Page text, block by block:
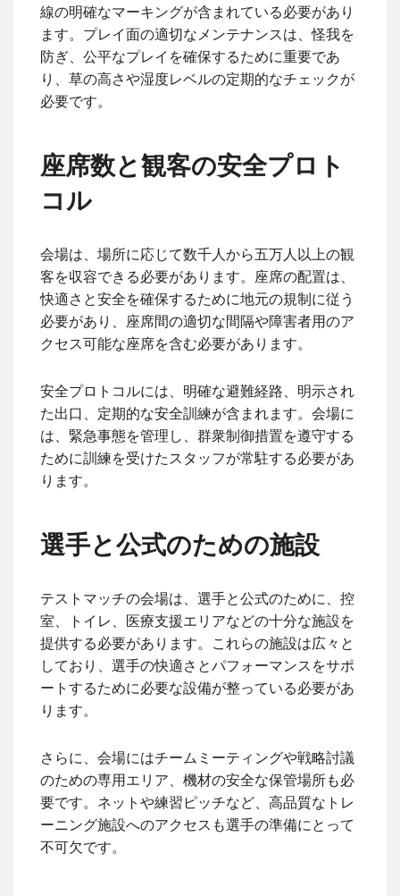
線の明確なマーキングが含まれている必要があり
ます。プレイ面の適切なメンテナンスは、怪我を
防ぎ、公平なプレイを確保するために重要であ
り、草の高さや湿度レベルの定期的なチェックが
必要です。
座席数と観客の安全プロト
コル
会場は、場所に応じて数千人から五万人以上の観
客を収容できる必要があります。座席の配置は、
快適さと安全を確保するために地元の規制に従う
必要があり、座席間の適切な間隔や障害者用のア
クセス可能な座席を含む必要があります。
安全プロトコルには、明確な避難経路、明示され
た出口、定期的な安全訓練が含まれます。会場に
は、緊急事態を管理し、群衆制御措置を遵守する
ために訓練を受けたスタッフが常駐する必要があ
ります。
選手と公式のための施設
テストマッチの会場は、選手と公式のために、控
室、トイレ、医療支援エリアなどの十分な施設を
提供する必要があります。これらの施設は広々と
しており、選手の快適さとパフォーマンスをサポ
ートするために必要な設備が整っている必要があ
ります。
さらに、会場にはチームミーティングや戦略討議
のための専用エリア、機材の安全な保管場所も必
要です。ネットや練習ピッチなど、高品質なトレ
ーニング施設へのアクセスも選手の準備にとって
不可欠です。